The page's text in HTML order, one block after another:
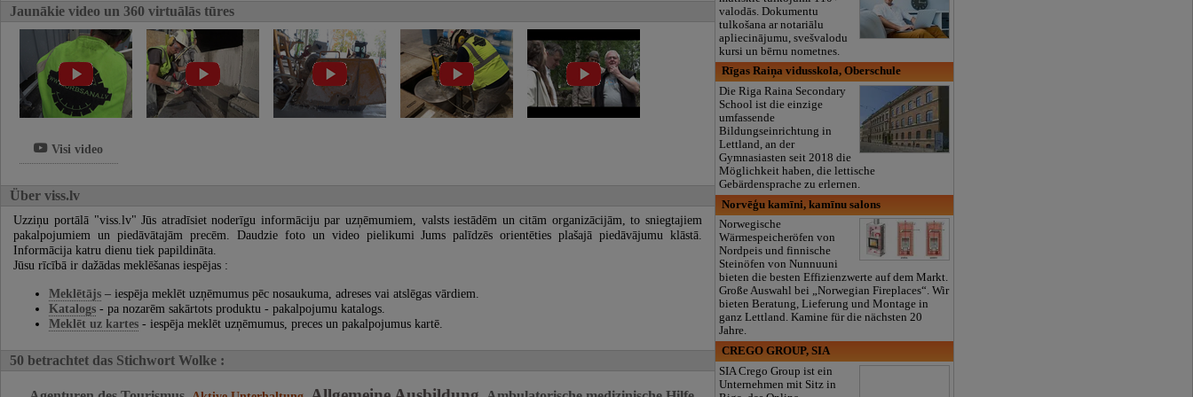
Jaunākie video un 360 virtuālās tūres
Visi video
Über viss.lv
Uzziņu portālā "viss.lv" Jūs atradīsiet noderīgu informāciju par uzņēmumiem, valsts iestādēm un citām organizācijām, to sniegtajiem
pakalpojumiem un piedāvātajām precēm. Daudzie foto un video pielikumi Jums palīdzēs orientēties plašajā piedāvājumu klāstā.
Informācija katru dienu tiek papildināta.
Jūsu rīcībā ir dažādas meklēšanas iespējas :
Meklētājs – iespēja meklēt uzņēmumus pēc nosaukuma, adreses vai atslēgas vārdiem.
Katalogs - pa nozarēm sakārtots produktu - pakalpojumu katalogs.
Meklēt uz kartes - iespēja meklēt uzņēmumus, preces un pakalpojumus kartē.
50 betrachtet das Stichwort Wolke :
valodās. Dokumentu
tulkošana ar notariālu
apliecinājumu, svešvalodu
kursi un bērnu nometnes.
Rīgas Raiņa vidusskola, Oberschule
Die Riga Raina Secondary
School ist die einzige
umfassende
Bildungseinrichtung in
Lettland, an der
Gymnasiasten seit 2018 die
Möglichkeit haben, die lettische
Gebärdensprache zu erlernen.
Norvēģu kamīni, kamīnu salons
Norwegische
Wärmespeicheröfen von
Nordpeis und finnische
Steinöfen von Nunnuuni
bieten die besten Effizienzwerte auf dem Markt.
Große Auswahl bei „Norwegian Fireplaces“. Wir
bieten Beratung, Lieferung und Montage in
ganz Lettland. Kamine für die nächsten 20
Jahre.
CREGO GROUP, SIA
SIA Crego Group ist ein
Unternehmen mit Sitz in